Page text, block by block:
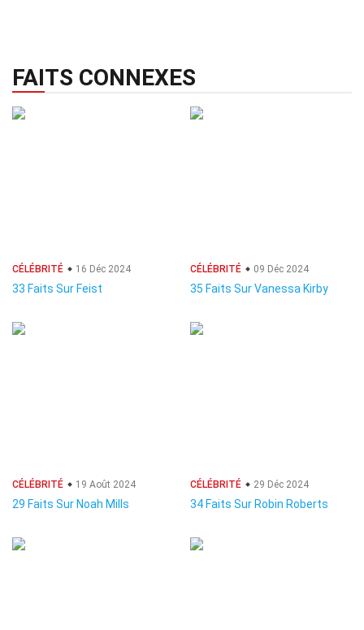
FAITS CONNEXES
CÉLÉBRITÉ 16 Déc 2024
33 Faits Sur Feist
CÉLÉBRITÉ 09 Déc 2024
35 Faits Sur Vanessa Kirby
CÉLÉBRITÉ 19 Août 2024
29 Faits Sur Noah Mills
CÉLÉBRITÉ 29 Déc 2024
34 Faits Sur Robin Roberts